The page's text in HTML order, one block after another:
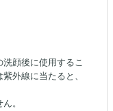
顔後に使用するこ
外線に当たると、
。